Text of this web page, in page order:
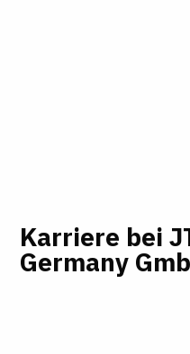
Karriere bei
Germany